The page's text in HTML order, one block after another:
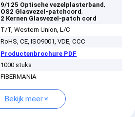
9/125 Optische vezelplasterband,
OS2 Glasvezel-patchcord,
2 Kernen Glasvezel-patch cord
T/T, Western Union, L/C
RoHS, CE, ISO9001, VDE, CCC
Productenbrochure PDF
1000 stuks
FIBERMANIA
Bekijk meer